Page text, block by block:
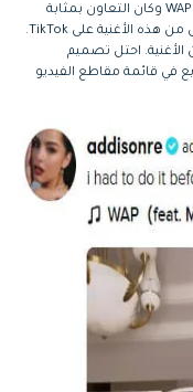
قامت Megan Thee Stallion و Cardi B بنشر أغنية WAP وكان التعاون بمثابة
ضربة فورية. بعد ذلك، انتشر تحدي رقص مستوحى من هذه الأغنية على TikTok.
احتل تصميم
في قائمة مقاطع الفيديو